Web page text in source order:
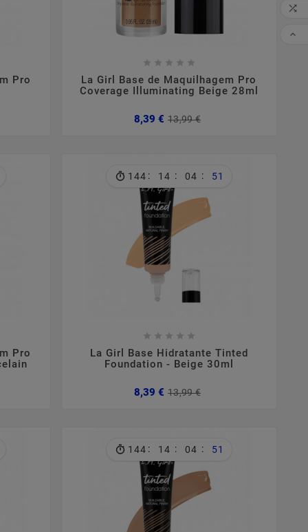
Pro
    
La Girl Base de Maquilhagem Pro
Coverage Illuminating Beige 28ml
8,39 € 13,99 €
Pro
144 : 14 : 04 : 50
    
La Girl Base Hidratante Tinted
Foundation - Beige 30ml
8,39 € 13,99 €
144 : 14 : 04 : 50

